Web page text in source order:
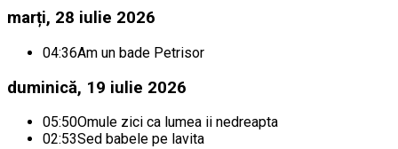
marți, 28 iulie 2026
04:36Am un bade Petrisor
duminică, 19 iulie 2026
05:50Omule zici ca lumea ii nedreapta
02:53Sed babele pe lavita